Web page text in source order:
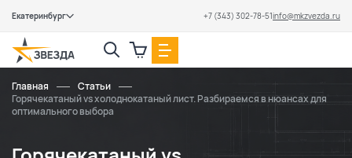
Екатеринбург +7 (343) 302-78-51info@mkzvezda.ru
Главная
Статьи
Горячекатаный vs холоднокатаный лист. Разбираемся в нюансах для
оптимального выбора